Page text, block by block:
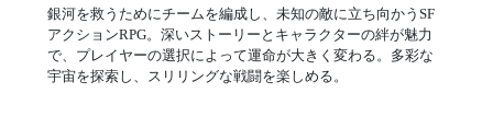
銀河を救うためにチームを編成し、未知の敵に立ち向かうSF
アクションRPG。深いストーリーとキャラクターの絆が魅力
で、プレイヤーの選択によって運命が大きく変わる。多彩な
宇宙を探索し、スリリングな戦闘を楽しめる。